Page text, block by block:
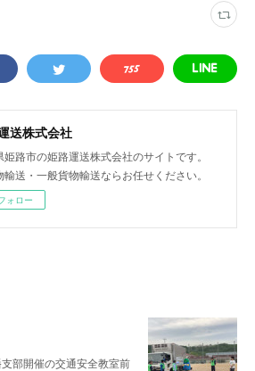
送株式会社
姫路市の姫路運送株式会社のサイトです。
輸送・一般貨物輸送ならお任せください。
ォロー
部開催の交通安全教室前